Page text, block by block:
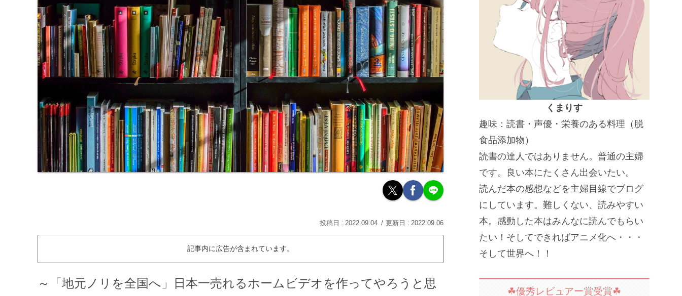
2022.09.04 2022.09.06
記事内に広告が含まれています。
～「地元ノリを全国へ」日本一売れるホームビデオを作ってやろうと思
くまりす
趣味：読書・声優・栄養のある料理（脱
食品添加物）
読書の達人ではありません。普通の主婦
です。良い本にたくさん出会いたい。
読んだ本の感想などを主婦目線でブログ
にしています。難しくない、読みやすい
本。感動した本はみんなに読んでもらい
たい！そしてできればアニメ化へ・・・
そして世界へ！！
☘優秀レビュアー賞受賞☘